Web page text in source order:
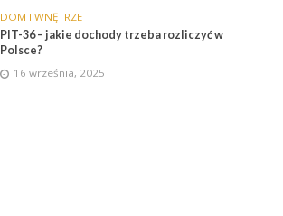
DOM I WNĘTRZE
PIT-36 – jakie dochody trzeba rozliczyć w
Polsce?
16 września, 2025